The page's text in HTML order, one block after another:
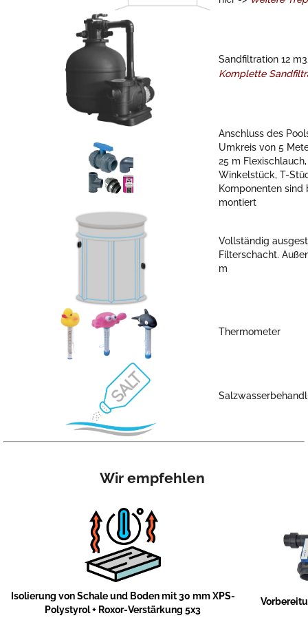
Sandfiltration 12
Komplette
Anschluss des
Umkreis von 5
25 m
Winkelstück, T-
Komponenten
montiert
Vollständig
Filterschacht.
m
Thermometer
Wir empfehlen
Isolierung von Schale und Boden mit 30 mm XPS-
Polystyrol + Roxor-Verstärkung 5x3